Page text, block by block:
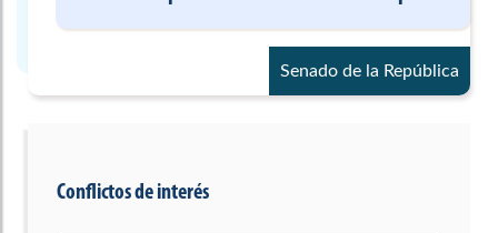
Senado de la República
Conflictos de interés